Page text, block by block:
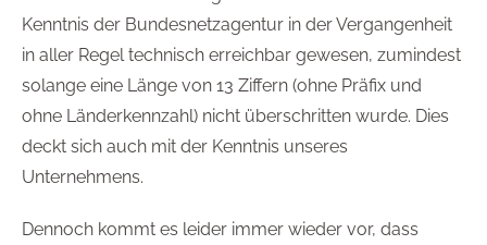
Kenntnis der Bundesnetzagentur in der Vergangenheit
in aller Regel technisch erreichbar gewesen, zumindest
solange eine Länge von 13 Ziffern (ohne Präfix und
ohne Länderkennzahl) nicht überschritten wurde. Dies
deckt sich auch mit der Kenntnis unseres
Unternehmens.
Dennoch kommt es leider immer wieder vor, dass